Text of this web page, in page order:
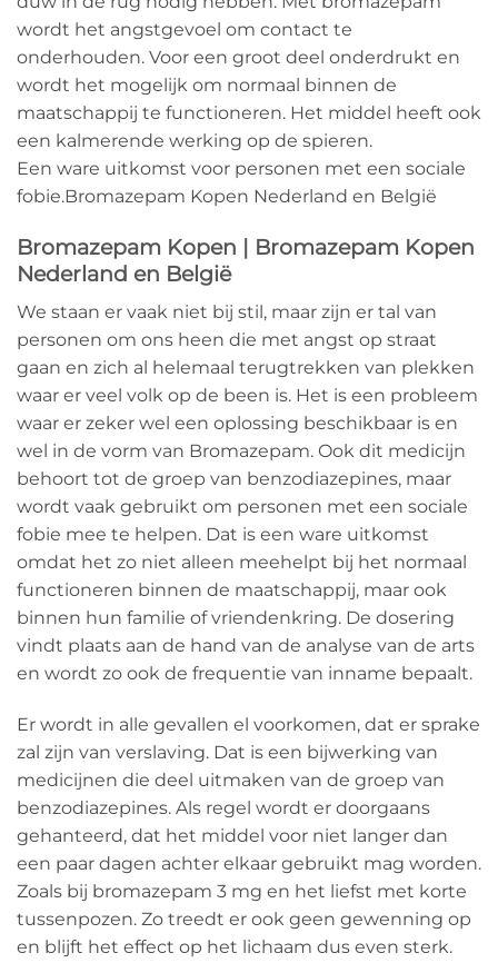
wordt het angstgevoel om contact te
onderhouden. Voor een groot deel onderdrukt en
wordt het mogelijk om normaal binnen de
maatschappij te functioneren. Het middel heeft ook
een kalmerende werking op de spieren.
Een ware uitkomst voor personen met een sociale
fobie.Bromazepam Kopen Nederland en België
Bromazepam Kopen | Bromazepam Kopen
Nederland en België
We staan er vaak niet bij stil, maar zijn er tal van
personen om ons heen die met angst op straat
gaan en zich al helemaal terugtrekken van plekken
waar er veel volk op de been is. Het is een probleem
waar er zeker wel een oplossing beschikbaar is en
wel in de vorm van Bromazepam. Ook dit medicijn
behoort tot de groep van benzodiazepines, maar
wordt vaak gebruikt om personen met een sociale
fobie mee te helpen. Dat is een ware uitkomst
omdat het zo niet alleen meehelpt bij het normaal
functioneren binnen de maatschappij, maar ook
binnen hun familie of vriendenkring. De dosering
vindt plaats aan de hand van de analyse van de arts
en wordt zo ook de frequentie van inname bepaalt.
Er wordt in alle gevallen el voorkomen, dat er sprake
zal zijn van verslaving. Dat is een bijwerking van
medicijnen die deel uitmaken van de groep van
benzodiazepines. Als regel wordt er doorgaans
gehanteerd, dat het middel voor niet langer dan
een paar dagen achter elkaar gebruikt mag worden.
Zoals bij bromazepam 3 mg en het liefst met korte
tussenpozen. Zo treedt er ook geen gewenning op
en blijft het effect op het lichaam dus even sterk.